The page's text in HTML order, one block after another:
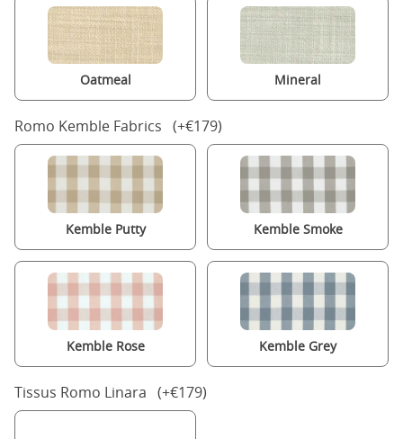
Oatmeal Mineral
Romo Kemble Fabrics (+€179)
Kemble Putty Kemble Smoke
Kemble Rose Kemble Grey
Tissus Romo Linara (+€179)